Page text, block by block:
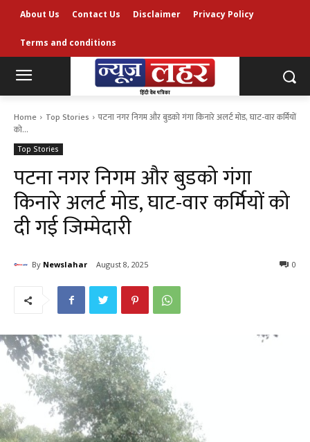
About Us Contact Us Disclaimer Privacy Policy
Terms and conditions
Home Top Stories
पटना नगर निगम और बुडको गंगा किनारे अलर्ट मोड, घाट-वार कर्मियों
को...
Top Stories
पटना नगर निगम और बुडको गंगा
किनारे अलर्ट मोड, घाट-वार कर्मियों को
दी गई जिम्मेदारी
By Newslahar August 8, 2025 0